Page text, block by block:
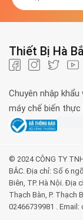
Thiết Bị Hà
Chuyên nhập
máy chế biến
© 2024 CÔNG TY
BẮC. Địa chỉ: Số 6
Biên, TP. Hà Nội. Địa
Thạch Bàn, P. Thạch
02466739981 . Email: